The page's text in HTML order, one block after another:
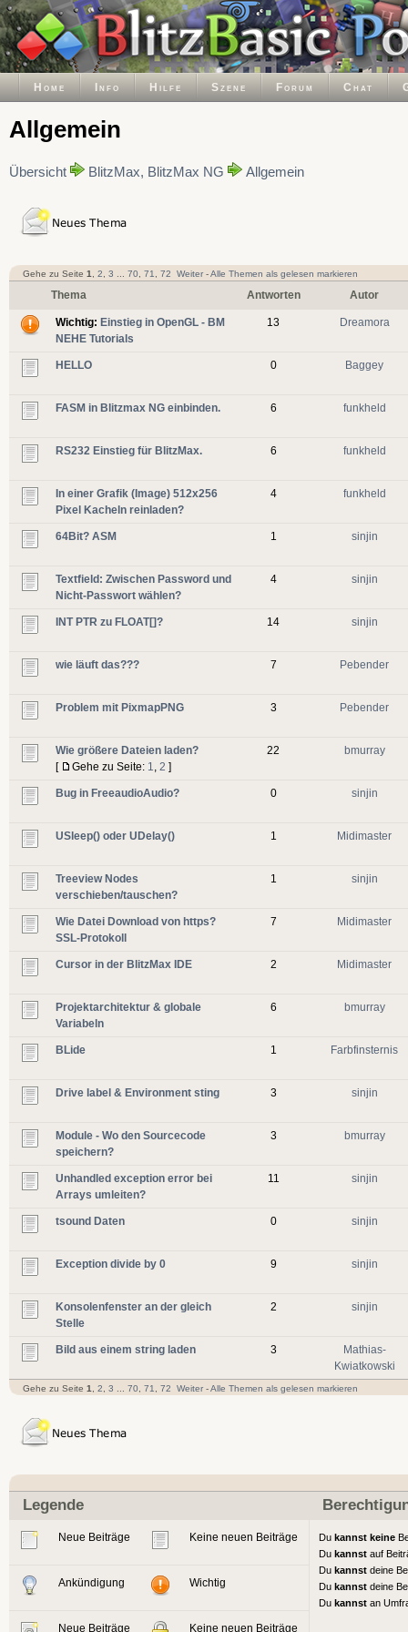
Home Info Hilfe Szene Forum Chat
Allgemein
Übersicht BlitzMax, BlitzMax NG Allgemein
Gehe zu Seite 1 2 3 70 71 72 Weiter-Alle Themen als gelesen markieren
Thema Antworten Autor
Wichtig: Einstieg in OpenGL - BM
NEHE Tutorials
13 Dreamora
HELLO 0 Baggey
FASM in Blitzmax NG einbinden. 6 funkheld
RS232 Einstieg für BlitzMax. 6 funkheld
In einer Grafik (Image) 512x256
Pixel Kacheln reinladen?
4 funkheld
64Bit? ASM 1 sinjin
Textfield: Zwischen Password und
Nicht-Passwort wählen?
4 sinjin
INT PTR zu FLOAT[]? 14 sinjin
wie läuft das??? 7 Pebender
Problem mit PixmapPNG 3 Pebender
Wie größere Dateien laden?
[
Gehe zu Seite: 1 2 ]
22 bmurray
Bug in FreeaudioAudio? 0 sinjin
USleep() oder UDelay() 1 Midimaster
Treeview Nodes
verschieben/tauschen?
1 sinjin
Wie Datei Download von https?
SSL-Protokoll
7 Midimaster
Cursor in der BlitzMax IDE 2 Midimaster
Projektarchitektur & globale
Variabeln
6 bmurray
BLide 1 Farbfinsternis
Drive label & Environment sting 3 sinjin
Module - Wo den Sourcecode
speichern?
3 bmurray
Unhandled exception error bei
Arrays umleiten?
11 sinjin
tsound Daten 0 sinjin
Exception divide by 0 9 sinjin
Konsolenfenster an der gleich
Stelle
2 sinjin
Bild aus einem string laden 3
Mathias-
Kwiatkowski
Gehe zu Seite 1 2 3 70 71 72 Weiter-Alle Themen als gelesen markieren
Legende
Neue Beiträge Keine neuen Beiträge Du kannst keine
Du kannst auf
Du kannst deine
Du kannst deine
Du kannst an
Ankündigung Wichtig
Neue Beiträge Keine neuen Beiträge